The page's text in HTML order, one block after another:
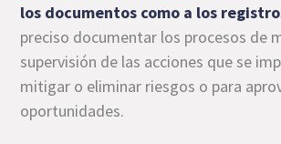
los documentos como a los
preciso documentar los procesos de
supervisión de las acciones que se
mitigar o eliminar riesgos o para
oportunidades.